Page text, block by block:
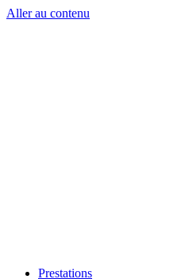
Aller au contenu
Prestations